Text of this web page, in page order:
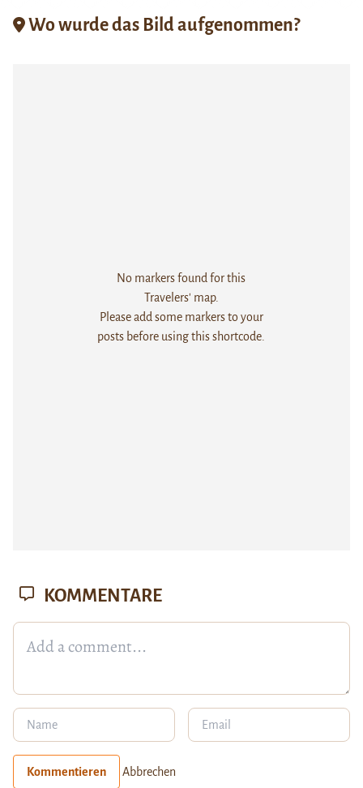
Wo wurde das Bild aufgenommen?
No markers found for this
Travelers' map.
Please add some markers to your
posts before using this shortcode.
KOMMENTARE
Kommentieren Abbrechen